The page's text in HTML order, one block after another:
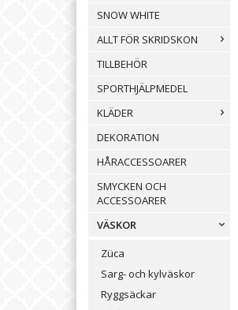
SNOW WHITE
ALLT FÖR SKRIDSKON
TILLBEHÖR
SPORTHJÄLPMEDEL
KLÄDER
DEKORATION
HÅRACCESSOARER
SMYCKEN OCH
ACCESSOARER
VÄSKOR
Züca
Sarg- och kylväskor
Ryggsäckar